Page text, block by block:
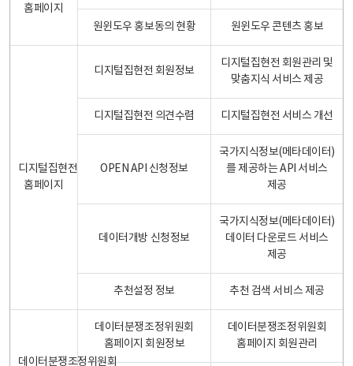
홈페이지
원윈도우 홍보동의 현황 원윈도우 콘텐츠 홍보
디지털집현전
홈페이지
디지털집현전 회원정보
디지털집현전 회원관리 및
맞춤지식 서비스 제공
디지털집현전 의견수렴 디지털집현전 서비스 개선
OPEN API 신청정보
국가지식정보(메타데이터)
를 제공하는 API 서비스
제공
데이터개방 신청정보
국가지식정보(메타데이터)
데이터 다운로드 서비스
제공
추천설정 정보 추천 검색 서비스 제공
데이터분쟁조정위원회
데이터분쟁조정위원회
홈페이지 회원정보
데이터분쟁조정위원회
홈페이지 회원관리